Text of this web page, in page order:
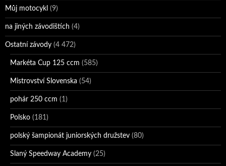
Můj motocykl (9)
na jiných závodištích (4)
Ostatní závody (4 472)
Markéta Cup 125 ccm (585)
Mistrovství Slovenska (54)
pohár 250 ccm (1)
Polsko (181)
polský šampionát juniorských družstev (80)
Slaný Speedway Academy (25)